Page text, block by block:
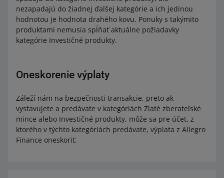
nezapadajú do žiadnej ďalšej kategórie a ich jedinou
hodnotou je hodnota drahého kovu. Ponuky s takýmito
produktami nemusia spĺňať aktuálne požiadavky
kategórie Investičné produkty.
Oneskorenie výplaty
Záleží nám na bezpečnosti transakcie, preto ak
vystavujete a predávate v kategóriách Zlaté zberateľské
mince alebo Investičné produkty, môže sa pre účet, z
ktorého v týchto kategóriách predávate, výplata z Allegro
Finance oneskoriť.